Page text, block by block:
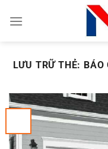
đến
LƯU TRỮ THẺ: BÁO